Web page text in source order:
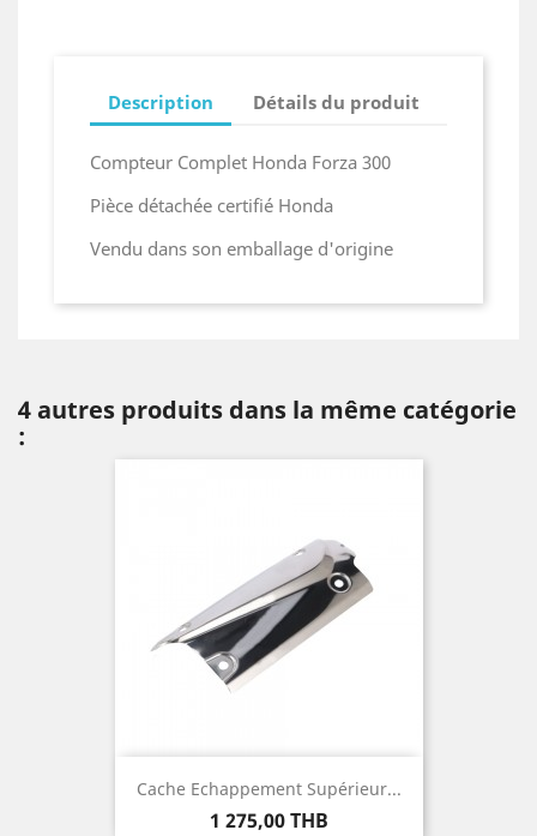
Description Détails du produit
Compteur Complet Honda Forza 300
Pièce détachée certifié Honda
Vendu dans son emballage d'origine
4 autres produits dans la même catégorie
:
Cache Echappement Supérieur...
Prix
1 275,00 THB